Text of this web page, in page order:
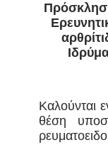
Καλούνται
θέση